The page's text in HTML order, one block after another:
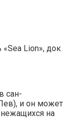
Lion», док
сан-
и он может
на